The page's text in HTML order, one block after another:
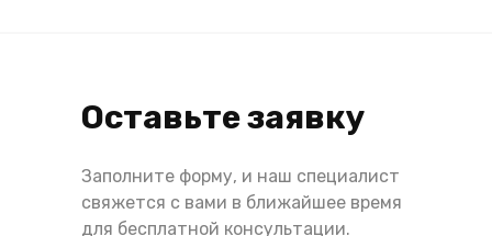
Оставьте заявку
Заполните форму, и наш специалист
свяжется с вами в ближайшее время
для бесплатной консультации.